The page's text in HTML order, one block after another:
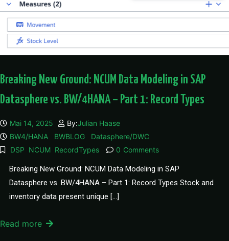
Breaking New Ground: NCUM Data Modeling in SAP
Datasphere vs. BW/4HANA – Part 1: Record Types
Mai 14, 2025 By:Julian Haase
BW4/HANA
BWBLOG
Datasphere/DWC
DSP NCUM RecordTypes 0 Comments
Breaking New Ground: NCUM Data Modeling in SAP
Datasphere vs. BW/4HANA – Part 1: Record Types Stock and
inventory data present unique […]
Read more